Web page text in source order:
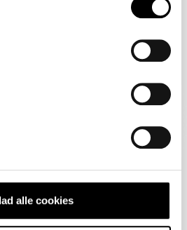
alle cookies